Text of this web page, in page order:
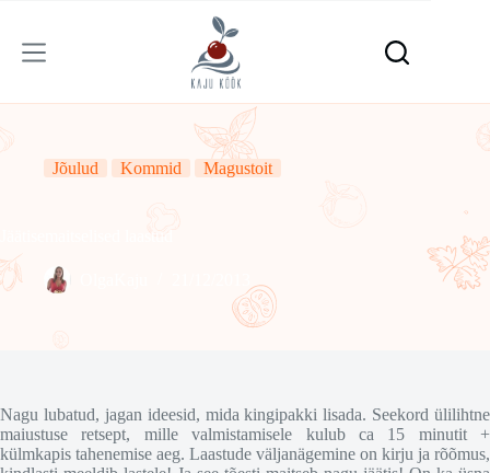
content
Jõulud Kommid Magustoit
Jäätisemaitselised laastud
Nagu lubatud, jagan ideesid, mida kingipakki lisada. Seekord ülilihtne
maiustuse retsept, mille valmistamisele kulub ca 15 minutit +
külmkapis tahenemise aeg. Laastude väljanägemine on kirju ja rõõmus,